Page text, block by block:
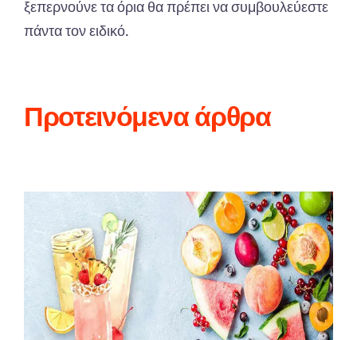
ξεπερνούνε τα όρια θα πρέπει να συμβουλεύεστε
πάντα τον ειδικό.
Προτεινόμενα άρθρα